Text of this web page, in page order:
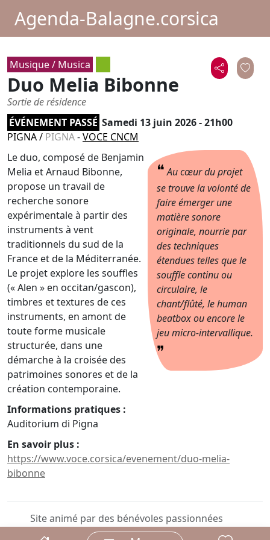
Agenda-Balagne.corsica
Musique / Musica
Duo Melia Bibonne
Sortie de résidence
ÉVÉNEMENT PASSÉ Samedi 13 juin 2026 - 21h00
PIGNA/ PIGNA-VOCE CNCM
❝ Au cœur du projet
se trouve la volonté de
faire émerger une
matière sonore
originale, nourrie par
des techniques
étendues telles que le
souffle continu ou
circulaire, le
chant/flûté, le human
beatbox ou encore le
jeu micro-intervallique.
❞
Le duo, composé de Benjamin
Melia et Arnaud Bibonne,
propose un travail de
recherche sonore
expérimentale à partir des
instruments à vent
traditionnels du sud de la
France et de la Méditerranée.
Le projet explore les souffles
(« Alen » en occitan/gascon),
timbres et textures de ces
instruments, en amont de
toute forme musicale
structurée, dans une
démarche à la croisée des
patrimoines sonores et de la
création contemporaine.
Informations pratiques :
Auditorium di Pigna
En savoir plus :
https://www.voce.corsica/evenement/duo-melia-
bibonne
Site animé par des bénévoles passionnées